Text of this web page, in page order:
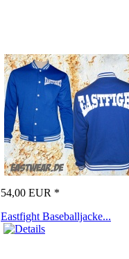
54,00 EUR *
Eastfight Baseballjacke...